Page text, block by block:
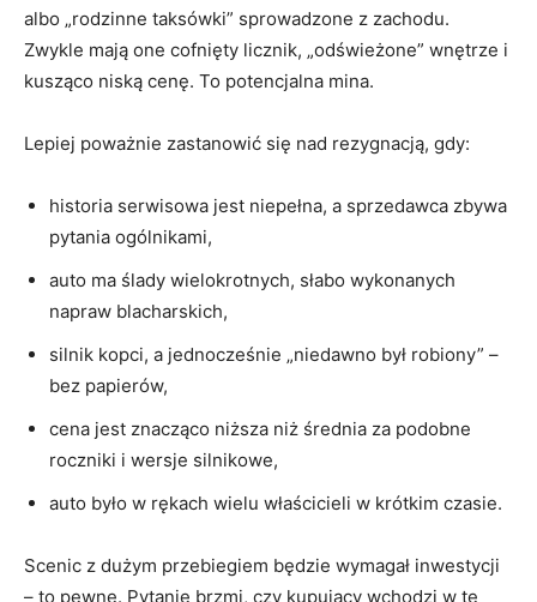
albo „rodzinne taksówki” sprowadzone z zachodu.
Zwykle mają one cofnięty licznik, „odświeżone” wnętrze i
kusząco niską cenę. To potencjalna mina.
Lepiej poważnie zastanowić się nad rezygnacją, gdy:
historia serwisowa jest niepełna, a sprzedawca zbywa
pytania ogólnikami,
auto ma ślady wielokrotnych, słabo wykonanych
napraw blacharskich,
silnik kopci, a jednocześnie „niedawno był robiony” –
bez papierów,
cena jest znacząco niższa niż średnia za podobne
roczniki i wersje silnikowe,
auto było w rękach wielu właścicieli w krótkim czasie.
Scenic z dużym przebiegiem będzie wymagał inwestycji
– to pewne. Pytanie brzmi, czy kupujący wchodzi w te